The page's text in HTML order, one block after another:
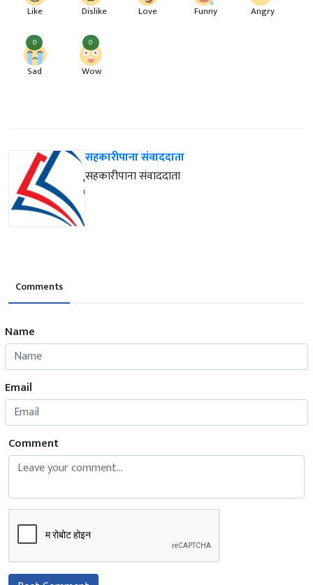
Like Dislike Love Funny Angry
0
Sad
0
Wow
सहकारीपाना संवाददाता
सहकारीपाना संवाददाता
Comments
Name
Email
Comment